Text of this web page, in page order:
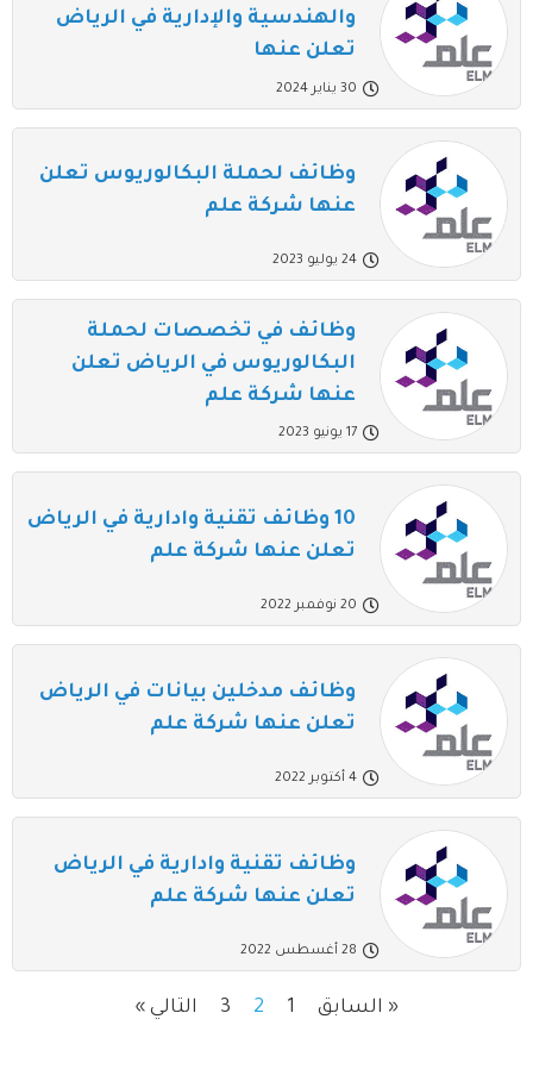
والهندسية والإدارية في الرياض
تعلن عنها
30 يناير 2024
وظائف لحملة البكالوريوس تعلن
عنها شركة علم
24 يوليو 2023
وظائف في تخصصات لحملة
البكالوريوس في الرياض تعلن
عنها شركة علم
17 يونيو 2023
10 وظائف تقنية وادارية في الرياض
تعلن عنها شركة علم
20 نوفمبر 2022
وظائف مدخلين بيانات في الرياض
تعلن عنها شركة علم
4 أكتوبر 2022
وظائف تقنية وادارية في الرياض
تعلن عنها شركة علم
28 أغسطس 2022
« السابق 1
2
3 التالي »